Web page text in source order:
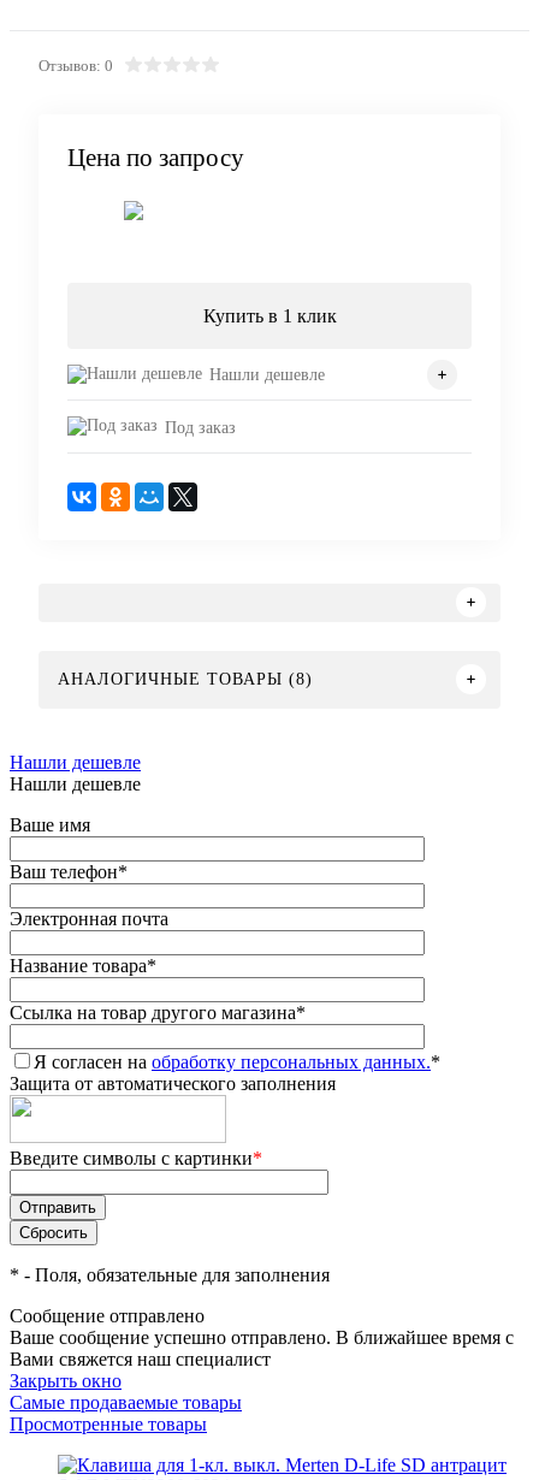
Отзывов: 0
Цена по запросу
Купить в 1 клик
Нашли дешевле
Под заказ
АНАЛОГИЧНЫЕ ТОВАРЫ (8)
Нашли дешевле
Нашли дешевле
Ваше имя
Ваш телефон*
Электронная почта
Название товара*
Ссылка на товар другого магазина*
Я согласен на обработку персональных данных.*
Защита от автоматического заполнения
Введите символы с картинки*
* - Поля, обязательные для заполнения
Сообщение отправлено
Ваше сообщение успешно отправлено. В ближайшее время с
Вами свяжется наш специалист
Закрыть окно
Самые продаваемые товары
Просмотренные товары